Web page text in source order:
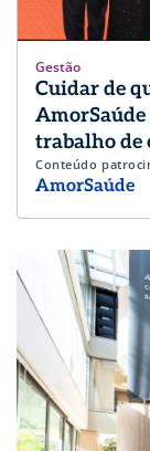
Gestão
Cuidar de
trabalho de
Conteúdo
AmorSaúde